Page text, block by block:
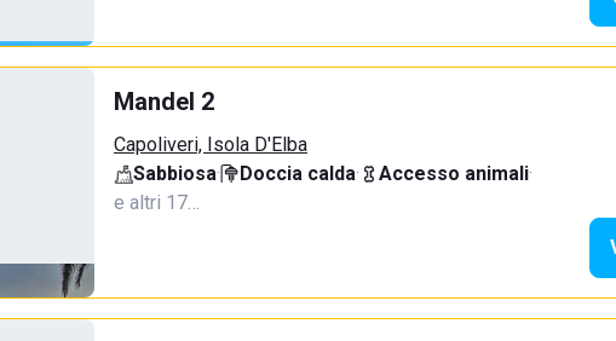
Mandel 2
Capoliveri, Isola D'Elba
Sabbiosa· Doccia calda· Accesso animali·
e altri 17…